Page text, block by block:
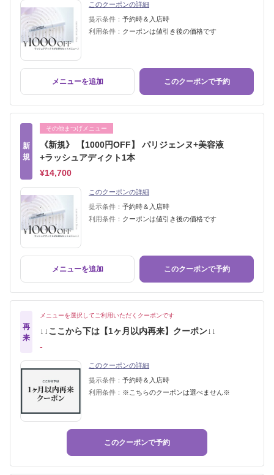
このクーポンの詳細
提示条件： 予約時＆入店時
利用条件： クーポンは値引き後の価格です
メニューを追加 このクーポンで予約
新
規
その他まつげメニュー
《新規》 【1000円OFF】 パリジェンヌ+美容液
+ラッシュアディクト1本
¥14,700
このクーポンの詳細
提示条件： 予約時＆入店時
利用条件： クーポンは値引き後の価格です
メニューを追加 このクーポンで予約
再
来
メニューを選択してご利用いただくクーポンです
↓↓ここから下は【1ヶ月以内再来】クーポン↓↓
‐
このクーポンの詳細
提示条件： 予約時＆入店時
利用条件： ※こちらのクーポンは選べません※
このクーポンで予約